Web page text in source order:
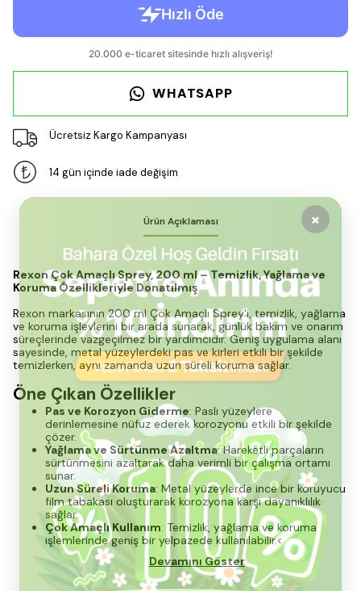
WHATSAPP
Ücretsiz Kargo Kampanyası
14 gün içinde iade değişim
Ürün Açıklaması
Rexon Çok Amaçlı Sprey, 200 ml – Temizlik, Yağlama ve
Koruma Özellikleriyle Donatılmış
Rexon markasının 200 ml Çok Amaçlı Sprey'i, temizlik, yağlama
ve koruma işlevlerini bir arada sunarak, günlük bakım ve onarım
süreçlerinde vazgeçilmez bir yardımcıdır. Geniş uygulama alanı
sayesinde, metal yüzeylerdeki pas ve kirleri etkili bir şekilde
temizlerken, aynı zamanda uzun süreli koruma sağlar.
Öne Çıkan Özellikler
Pas ve Korozyon Giderme: Paslı yüzeylere
derinlemesine nüfuz ederek korozyonu etkili bir şekilde
çözer.
Yağlama ve Sürtünme Azaltma: Hareketli parçaların
sürtünmesini azaltarak daha verimli bir çalışma ortamı
sunar.
Uzun Süreli Koruma: Metal yüzeylerde ince bir koruyucu
film tabakası oluşturarak korozyona karşı dayanıklılık
sağlar.
Çok Amaçlı Kullanım: Temizlik, yağlama ve koruma
işlemlerinde geniş bir yelpazede kullanılabilir.<
Devamını Göster